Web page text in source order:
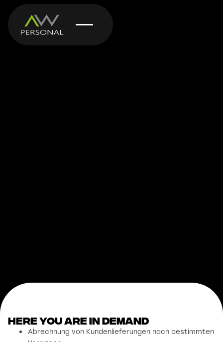
Here you are in demand
Abrechnung von Kundenlieferungen nach bestimmten